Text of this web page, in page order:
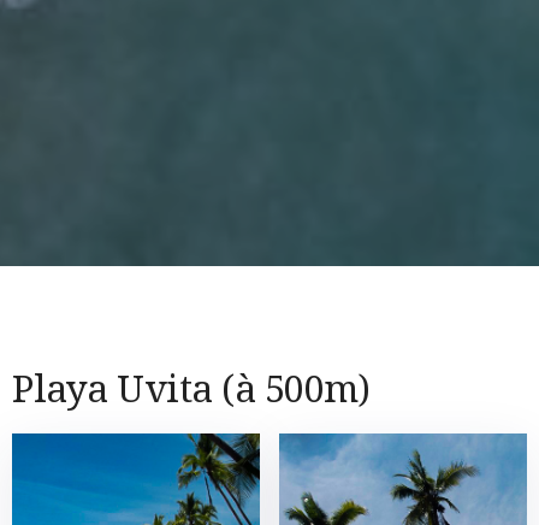
Playa Uvita (à 500m)